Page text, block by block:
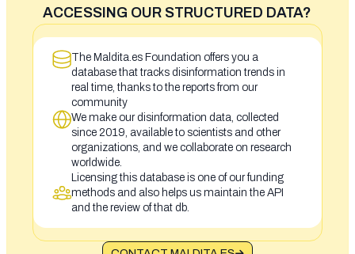
ACCESSING OUR STRUCTURED DATA?
The Maldita.es Foundation offers you a
database that tracks disinformation trends in
real time, thanks to the reports from our
community
We make our disinformation data, collected
since 2019, available to scientists and other
organizations, and we collaborate on research
worldwide.
Licensing this database is one of our funding
methods and also helps us maintain the API
and the review of that db.